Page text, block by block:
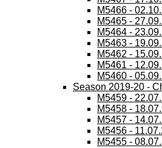
M5466 -
M5465 -
M5464 -
M5463 -
M5462 -
M5461 -
M5460 -
Season 2019-20 -
M5459 -
M5458 -
M5457 -
M5456 -
M5455 -